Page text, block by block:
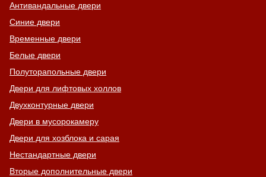
Антивандальные двери
Синие двери
Временные двери
Белые двери
Полуторапольные двери
Двери для лифтовых холлов
Двухконтурные двери
Двери в мусорокамеру
Двери для хозблока и сарая
Нестандартные двери
Вторые дополнительные двери